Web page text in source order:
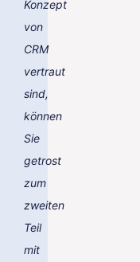
Konzept
von
CRM
vertraut
sind,
können
Sie
getrost
zum
zweiten
Teil
mit